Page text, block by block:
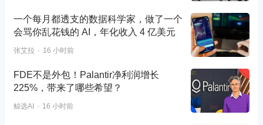
一个每月都透支的数据科学家，做了一个
会骂你乱花钱的 AI，年化收入 4 亿美元
张艾拉 16 小时前
FDE不是外包！Palantir净利润增长
225%，带来了哪些希望？
鲸选AI 16 小时前